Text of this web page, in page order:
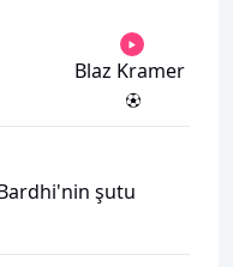
Blaz Kramer
şutu